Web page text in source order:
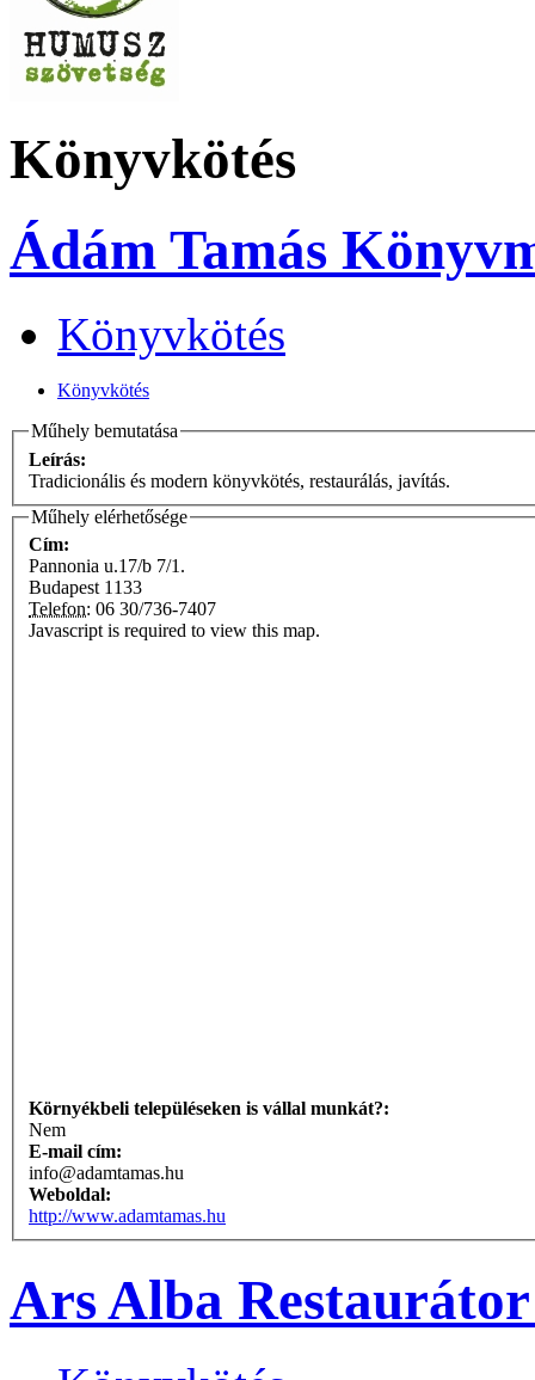
Könyvkötés
Ádám Tamás
Könyvkötés
Könyvkötés
Műhely bemutatása
Leírás:
Tradicionális és modern könyvkötés, restaurálás, javítás.
Műhely elérhetősége
Cím:
Pannonia u.17/b 7/1.
Budapest 1133
Telefon: 06 30/736-7407
Javascript is required to view this map.
Környékbeli településeken is vállal munkát?:
Nem
E-mail cím:
info@adamtamas.hu
Weboldal:
http://www.adamtamas.hu
Ars Alba